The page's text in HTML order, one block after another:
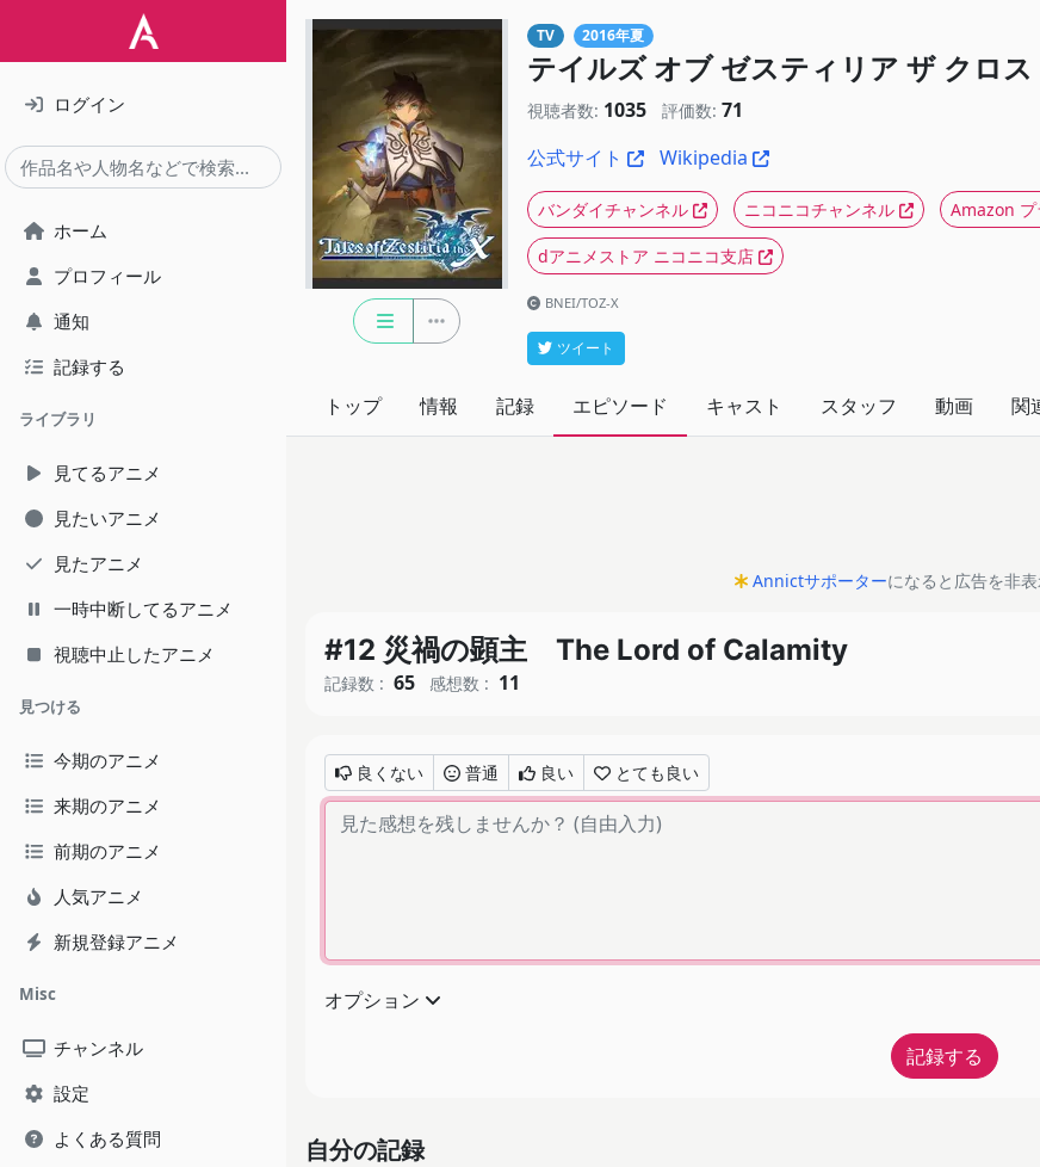
ログイン
ホーム
プロフィール
通知
記録する
ライブラリ
見てるアニメ
見たいアニメ
見たアニメ
一時中断してるアニメ
視聴中止したアニメ
見つける
今期のアニメ
来期のアニメ
前期のアニメ
人気アニメ
新規登録アニメ
Misc
チャンネル
設定
よくある質問
TV 2016年夏
テイルズ オブ ゼスティリア ザ クロス
視聴者数: 1035 評価数: 71
公式サイト
Wikipedia
バンダイチャンネル ニコニコチャンネル Amazon プ
dアニメストア ニコニコ支店
BNEI/TOZ‐X
ツイート
トップ 情報 記録 エピソード キャスト スタッフ 動画 関
Annictサポーターになると広告を非表
#12 災禍の顕主 The Lord of Calamity
記録数 : 65 感想数 : 11
良くない 普通 良い とても良い
オプション
自分の記録